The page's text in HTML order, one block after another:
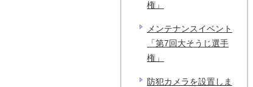
権」
メンテナンスイベント
「第7回大そうじ選手
権」
防犯カメラを設置しま